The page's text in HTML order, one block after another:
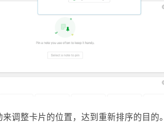
调整卡片的位置，达到重新排序的目的。